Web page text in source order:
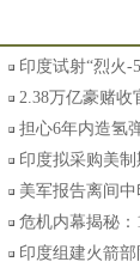
印度试射“烈火-
2.38万亿豪赌收
担心6年内造氢
印度拟采购美
美军报告离间
危机内幕揭秘
印度组建火箭